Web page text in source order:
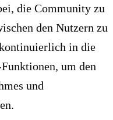
die Community zu
den Nutzern zu
in die
um den
und